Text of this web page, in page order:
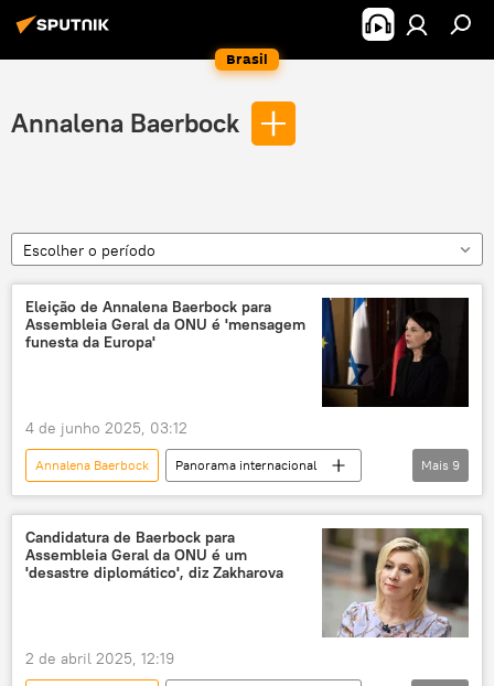
Brasil
Annalena Baerbock
Escolher o período
Eleição de Annalena Baerbock para
Assembleia Geral da ONU é 'mensagem
funesta da Europa'
4 de junho 2025, 03:12
Annalena Baerbock
Panorama internacional
Europa
Mundo
António Guterres
Angela Merkel
Europa Ocidental
Alemanha
Assembleia Geral da ONU
Mais 9
Candidatura de Baerbock para
Assembleia Geral da ONU é um
'desastre diplomático', diz Zakharova
2 de abril 2025, 12:19